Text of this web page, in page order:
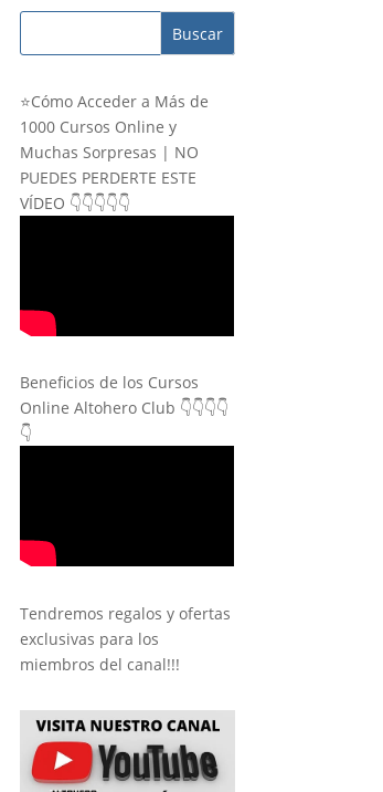
⭐Cómo Acceder a Más de
1000 Cursos Online y
Muchas Sorpresas | NO
PUEDES PERDERTE ESTE
VÍDEO 👇👇👇👇👇
Beneficios de los Cursos
Online Altohero Club 👇👇👇👇
👇
Tendremos regalos y ofertas
exclusivas para los
miembros del canal!!!